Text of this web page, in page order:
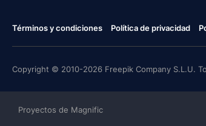
Términos y condiciones Política de privacidad
Copyright © 2010-2026 Freepik Company S.L.U.
Proyectos de Magnific